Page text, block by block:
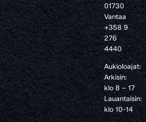
01730
Vantaa
+358 9
276
4440
Aukioloajat:
Arkisin:
klo 8 – 17
Lauantaisin:
klo 10-14